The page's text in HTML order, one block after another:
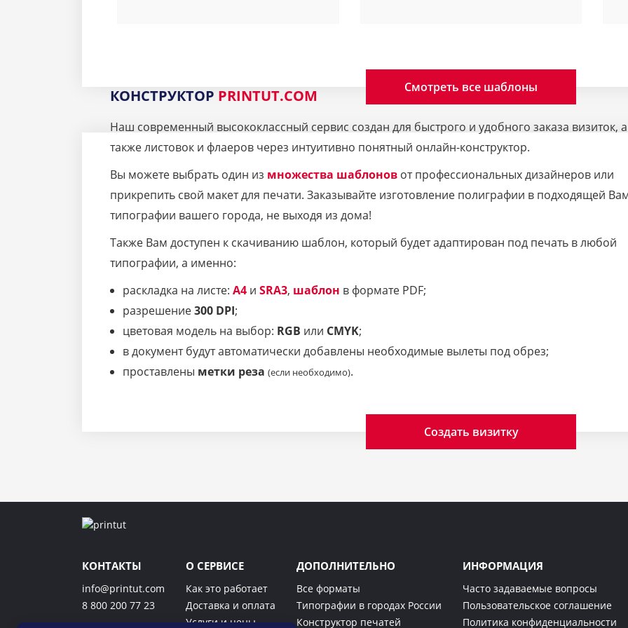
Смотреть все шаблоны
КОНСТРУКТОР PRINTUT.COM
Наш современный высококлассный сервис создан для быстрого и удобного заказа визиток, а
также листовок и флаеров через интуитивно понятный онлайн-конструктор.
Вы можете выбрать один из множества шаблонов от профессиональных дизайнеров или
прикрепить свой макет для печати. Заказывайте изготовление полиграфии в подходящей
типографии вашего города, не выходя из дома!
Также Вам доступен к скачиванию шаблон, который будет адаптирован под печать в любой
типографии, а именно:
раскладка на листе: A4 и SRA3, шаблон в формате PDF;
разрешение300 DPI;
цветовая модель на выбор: RGB или CMYK;
в документ будут автоматически добавлены необходимые вылеты под обрез;
проставлены метки реза (если необходимо).
Создать визитку
КОНТАКТЫ
info@printut.com
8 800 200 77 23
О СЕРВИСЕ
Как это работает
Доставка и оплата
Услуги и цены
ДОПОЛНИТЕЛЬНО
Все форматы
Типографии в городах России
Конструктор печатей
ИНФОРМАЦИЯ
Часто задаваемые вопросы
Пользовательское соглашение
Политика конфиденциальности